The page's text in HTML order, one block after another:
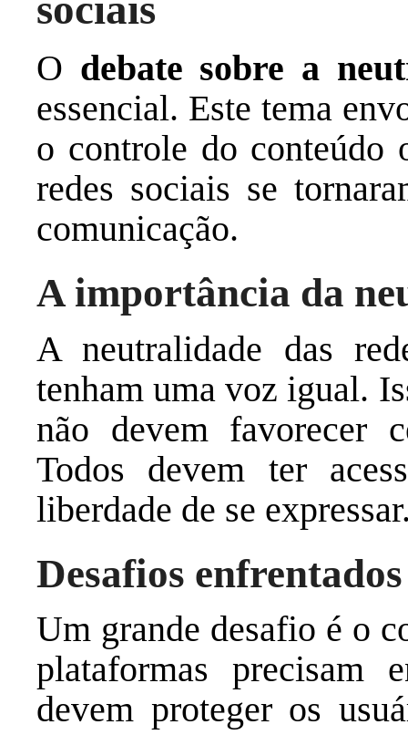
O debate sobre a
essencial. Este tema
o controle do conteúdo
redes sociais se
comunicação.
A importância da
A neutralidade das
tenham uma voz igual.
não devem favorecer
Todos devem ter
liberdade de se
Desafios enfrentados
Um grande desafio é o
plataformas precisam
devem proteger os